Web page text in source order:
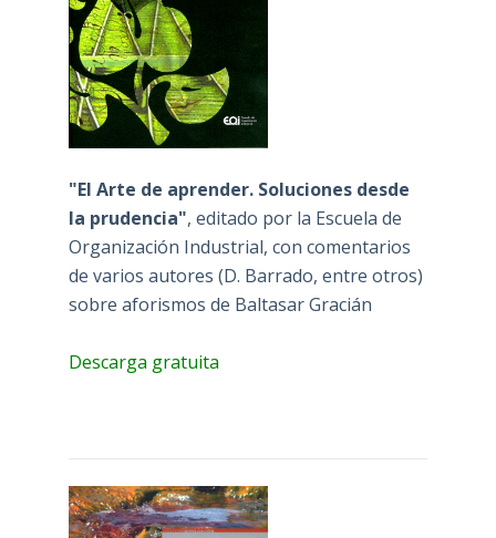
"El Arte de aprender. Soluciones desde
la prudencia", editado por la Escuela de
Organización Industrial, con comentarios
de varios autores (D. Barrado, entre otros)
sobre aforismos de Baltasar Gracián
Descarga gratuita